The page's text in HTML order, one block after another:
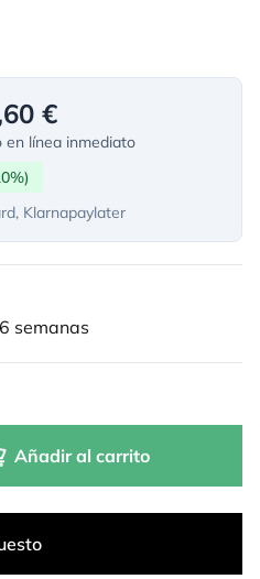
€
en línea inmediato
Klarnapaylater
semanas
Añadir al carrito